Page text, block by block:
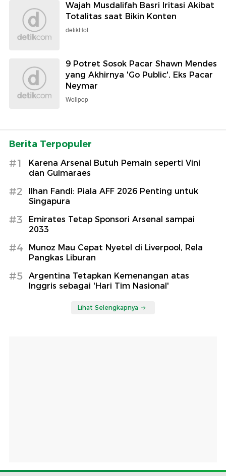
Wajah Musdalifah Basri Iritasi Akibat
Totalitas saat Bikin Konten
detikHot
9 Potret Sosok Pacar Shawn Mendes
yang Akhirnya 'Go Public', Eks Pacar
Neymar
Wolipop
Berita Terpopuler
#1
Karena Arsenal Butuh Pemain seperti Vini
dan Guimaraes
#2
Ilhan Fandi: Piala AFF 2026 Penting untuk
Singapura
#3
Emirates Tetap Sponsori Arsenal sampai
2033
#4
Munoz Mau Cepat Nyetel di Liverpool, Rela
Pangkas Liburan
#5
Argentina Tetapkan Kemenangan atas
Inggris sebagai 'Hari Tim Nasional'
Lihat Selengkapnya